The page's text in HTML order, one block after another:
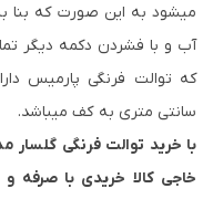
میشود به این صورت که بنا
آب و با فشردن دکمه دیگر
سانتی متری به کف میباشد.
با خرید توالت فرنگی
خاجی کالا خریدی با صرفه